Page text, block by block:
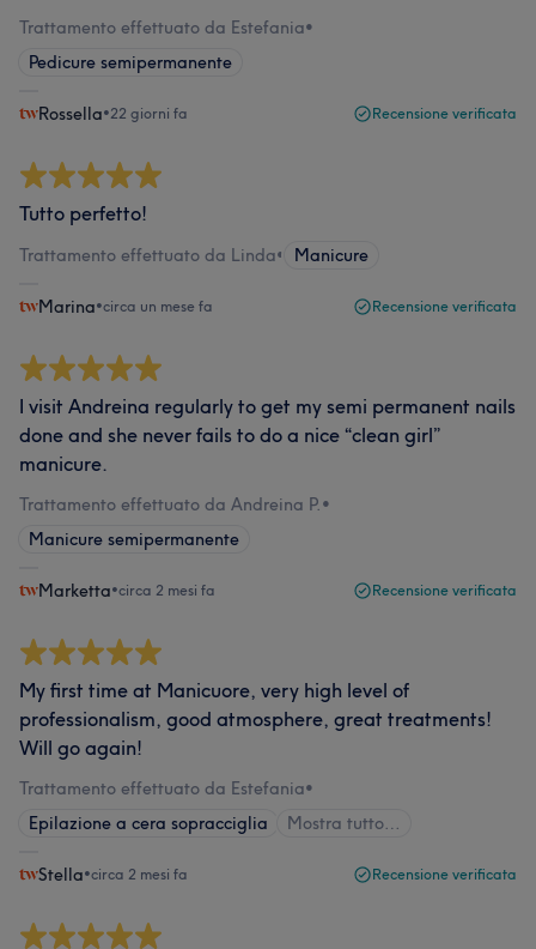
Trattamento effettuato da Estefania•
Pedicure semipermanente
Rossella•22 giorni fa Recensione verificata
Tutto perfetto!
Trattamento effettuato da Linda• Manicure
Marina•circa un mese fa Recensione verificata
I visit Andreina regularly to get my semi permanent nails
done and she never fails to do a nice “clean girl”
manicure.
Trattamento effettuato da Andreina P.•
Manicure semipermanente
Marketta•circa 2 mesi fa Recensione verificata
My first time at Manicuore, very high level of
professionalism, good atmosphere, great treatments!
Will go again!
Trattamento effettuato da Estefania•
Epilazione a cera sopracciglia
Mostra tutto…
Stella•circa 2 mesi fa Recensione verificata